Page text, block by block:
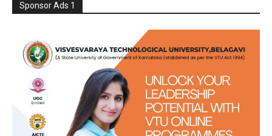
Sponsor Ads 1